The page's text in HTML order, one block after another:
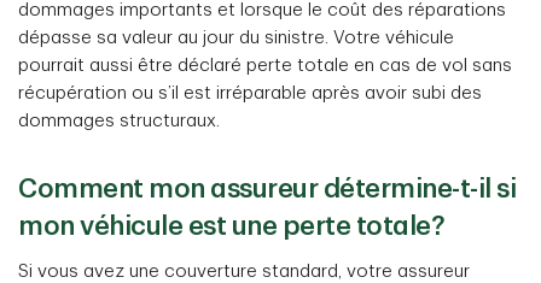
dommages importants et lorsque le coût des réparations
dépasse sa valeur au jour du sinistre. Votre véhicule
pourrait aussi être déclaré perte totale en cas de vol sans
récupération ou s’il est irréparable après avoir subi des
dommages structuraux.
Comment mon assureur détermine-t-il si
mon véhicule est une perte totale?
Si vous avez une couverture standard, votre assureur